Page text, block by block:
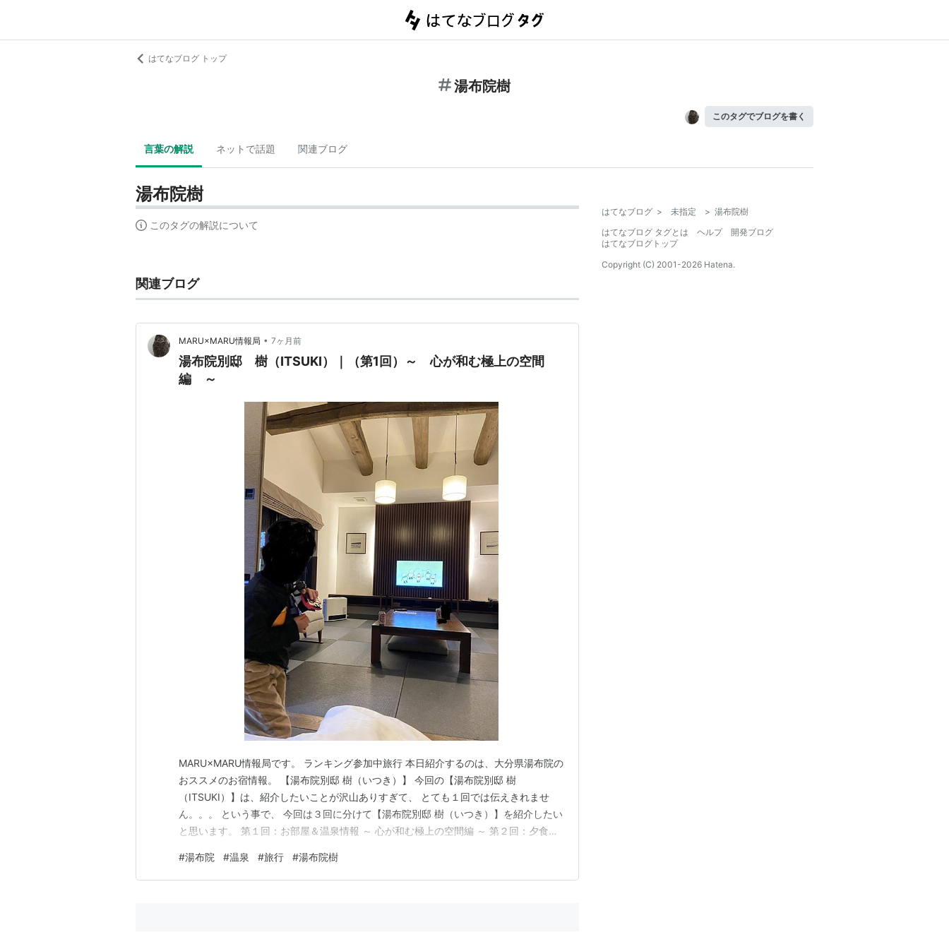
はてなブログ トップ
湯布院樹
このタグでブログを書く
言葉の解説 ネットで話題 関連ブログ
湯布院樹
このタグの解説について
関連ブログ
MARU×MARU情報局 • 7ヶ月前
湯布院別邸 樹（ITSUKI）｜（第1回）～ 心が和む極上の空間
編 ～
MARU×MARU情報局です。 ランキング参加中旅行 本日紹介するのは、大分県湯布院の
おススメのお宿情報。 【湯布院別邸 樹（いつき）】 今回の【湯布院別邸 樹
（ITSUKI）】は、紹介したいことが沢山ありすぎて、 とても１回では伝えきれませ
ん。。。 という事で、 今回は３回に分けて【湯布院別邸 樹（いつき）】を紹介したい
と思います。 第１回：お部屋＆温泉情報 ～ 心が和む極上の空間編 ～ 第２回：夕食情
光 【湯布院別邸 樹（いつき）】 【湯布院別邸 樹（ITSUKI）】基本情報 【全室離れ＆
専用温泉付きのお部屋…
#湯布院 #温泉 #旅行 #湯布院樹
はてなブログ > 未指定 > 湯布院樹
はてなブログ タグとは
ヘルプ
開発ブログ
はてなブログトップ
Copyright (C) 2001-2026 Hatena.